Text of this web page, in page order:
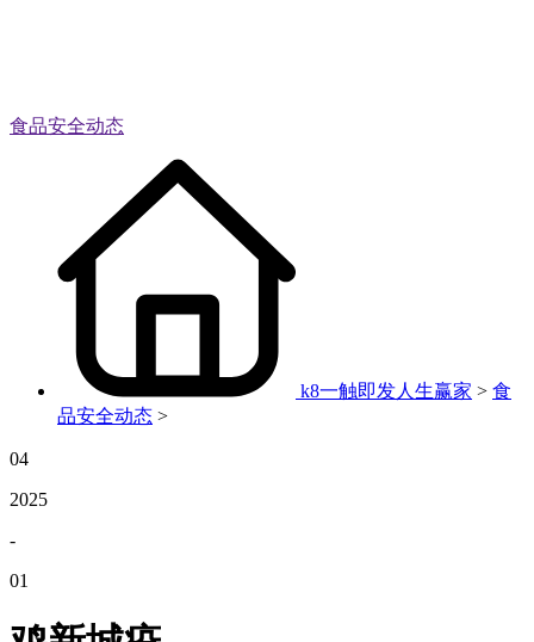
食品安全动态
k8一触即发人生赢家 > 食
品安全动态 >
04
2025
-
01